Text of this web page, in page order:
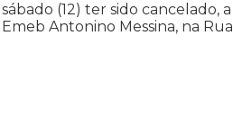
(12) ter sido cancelado,
Antonino Messina, na